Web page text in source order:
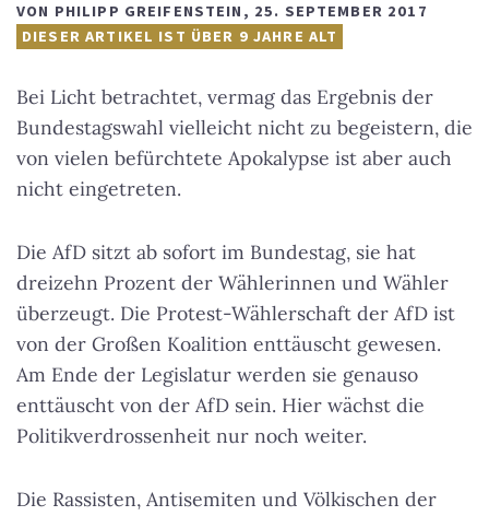
VON PHILIPP GREIFENSTEIN , 25. SEPTEMBER 2017
DIESER ARTIKEL IST ÜBER 9 JAHRE ALT
Bei Licht betrachtet, vermag das Ergebnis der
Bundestagswahl vielleicht nicht zu begeistern, die
von vielen befürchtete Apokalypse ist aber auch
nicht eingetreten.
Die AfD sitzt ab sofort im Bundestag, sie hat
dreizehn Prozent der Wählerinnen und Wähler
überzeugt. Die Protest-Wählerschaft der AfD ist
von der Großen Koalition enttäuscht gewesen.
Am Ende der Legislatur werden sie genauso
enttäuscht von der AfD sein. Hier wächst die
Politikverdrossenheit nur noch weiter.
Die Rassisten, Antisemiten und Völkischen der